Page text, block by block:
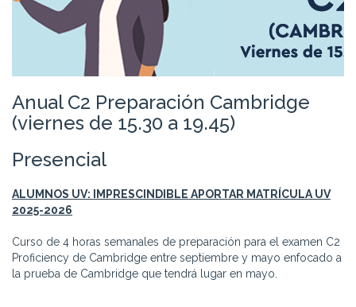
Anual C2 Preparación Cambridge
(viernes de 15.30 a 19.45)
Presencial
ALUMNOS UV: IMPRESCINDIBLE APORTAR MATRÍCULA UV
2025-2026
Curso de 4 horas semanales de preparación para el examen C2
Proficiency de Cambridge entre septiembre y mayo enfocado a
la prueba de Cambridge que tendrá lugar en mayo.